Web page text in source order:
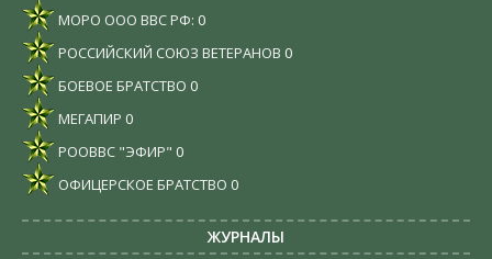
МОРО ООО ВВС РФ: 0
РОССИЙСКИЙ СОЮЗ ВЕТЕРАНОВ 0
БОЕВОЕ БРАТСТВО 0
МЕГАПИР 0
РООВВС "ЭФИР" 0
ОФИЦЕРСКОЕ БРАТСТВО 0
ЖУРНАЛЫ